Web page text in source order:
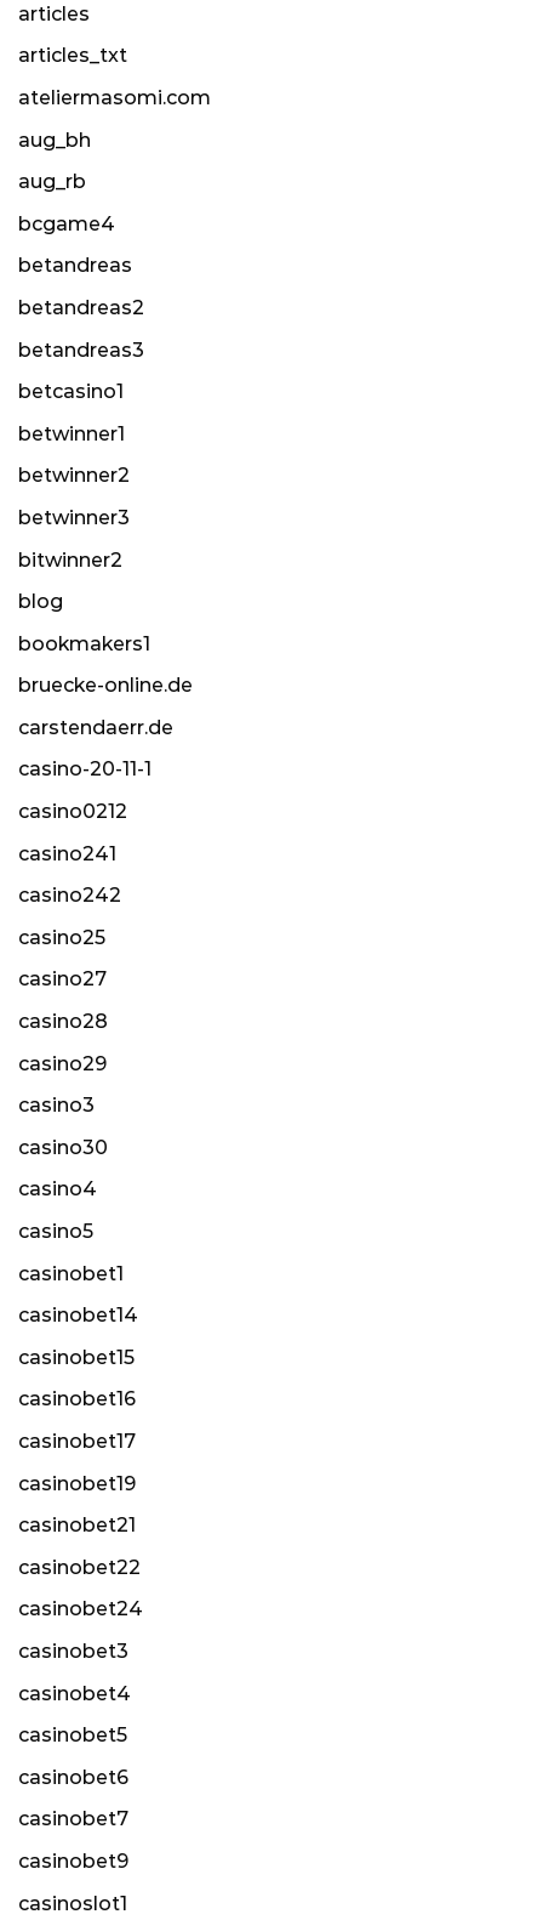
articles
articles_txt
ateliermasomi.com
aug_bh
aug_rb
bcgame4
betandreas
betandreas2
betandreas3
betcasino1
betwinner1
betwinner2
betwinner3
bitwinner2
blog
bookmakers1
bruecke-online.de
carstendaerr.de
casino-20-11-1
casino0212
casino241
casino242
casino25
casino27
casino28
casino29
casino3
casino30
casino4
casino5
casinobet1
casinobet14
casinobet15
casinobet16
casinobet17
casinobet19
casinobet21
casinobet22
casinobet24
casinobet3
casinobet4
casinobet5
casinobet6
casinobet7
casinobet9
casinoslot1